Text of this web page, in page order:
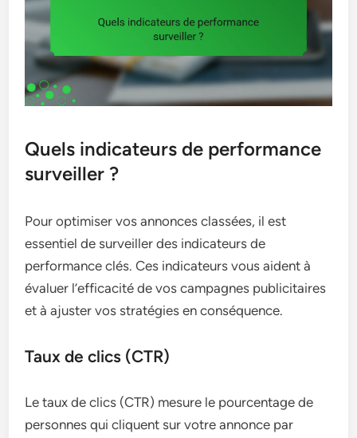
Quels indicateurs de performance
surveiller ?
Pour optimiser vos annonces classées, il est
essentiel de surveiller des indicateurs de
performance clés. Ces indicateurs vous aident à
évaluer l’efficacité de vos campagnes publicitaires
et à ajuster vos stratégies en conséquence.
Taux de clics (CTR)
Le taux de clics (CTR) mesure le pourcentage de
personnes qui cliquent sur votre annonce par